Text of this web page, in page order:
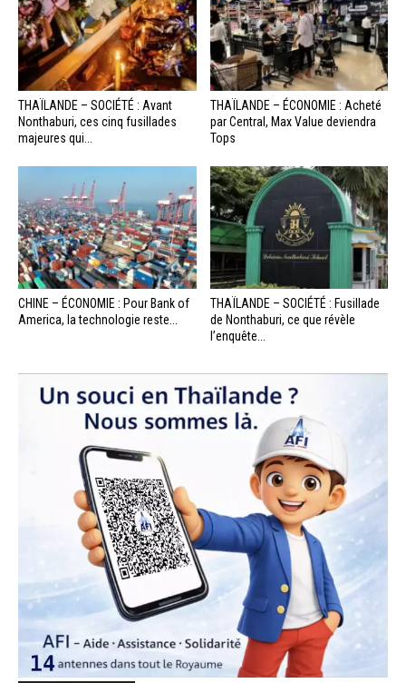
THAÏLANDE – SOCIÉTÉ : Avant
Nonthaburi, ces cinq fusillades
majeures qui...
THAÏLANDE – ÉCONOMIE : Acheté
par Central, Max Value deviendra
Tops
CHINE – ÉCONOMIE : Pour Bank of
America, la technologie reste...
THAÏLANDE – SOCIÉTÉ : Fusillade
de Nonthaburi, ce que révèle
l’enquête...